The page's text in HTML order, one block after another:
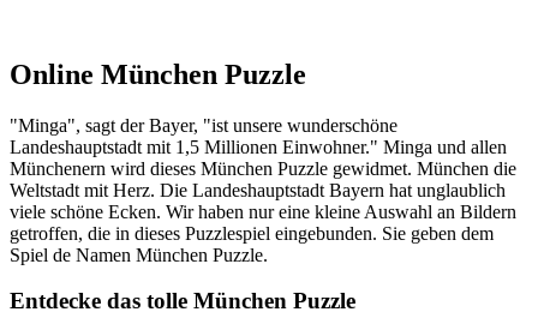
Online München Puzzle
"Minga", sagt der Bayer, "ist unsere wunderschöne
Landeshauptstadt mit 1,5 Millionen Einwohner." Minga und allen
Münchenern wird dieses München Puzzle gewidmet. München die
Weltstadt mit Herz. Die Landeshauptstadt Bayern hat unglaublich
viele schöne Ecken. Wir haben nur eine kleine Auswahl an Bildern
getroffen, die in dieses Puzzlespiel eingebunden. Sie geben dem
Spiel de Namen München Puzzle.
Entdecke das tolle München Puzzle